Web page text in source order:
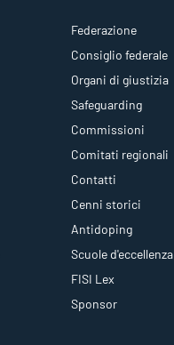
Federazione
Consiglio federale
Organi di giustizia
Safeguarding
Commissioni
Comitati regionali
Contatti
Cenni storici
Antidoping
Scuole d'eccellenza
FISI Lex
Sponsor